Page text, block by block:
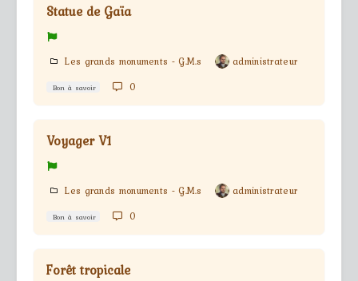
Statue de Gaïa
Les grands monuments - G.M.s administrateur
Bon à savoir 0
Voyager V1
Les grands monuments - G.M.s administrateur
Bon à savoir 0
Forêt tropicale